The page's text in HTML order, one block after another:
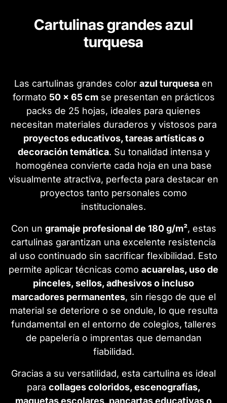
Cartulinas grandes azul
turquesa
Las cartulinas grandes color azul turquesa en
formato 50 x 65 cmse presentan en prácticos
packs de 25 hojas, ideales para quienes
necesitan materiales duraderos y vistosos para
proyectos educativos, tareas artísticas o
decoración temática. Su tonalidad intensa y
homogénea convierte cada hoja en una base
visualmente atractiva, perfecta para destacar en
proyectos tanto personales como
institucionales.
Con un gramaje profesional de 180 g/m², estas
cartulinas garantizan una excelente resistencia
al uso continuado sin sacrificar flexibilidad. Esto
permite aplicar técnicas como acuarelas, uso de
pinceles, sellos, adhesivos o incluso
marcadores permanentes, sin riesgo de que el
material se deteriore o se ondule, lo que resulta
fundamental en el entorno de colegios, talleres
de papelería o imprentas que demandan
fiabilidad.
Gracias a su versatilidad, esta cartulina es ideal
para collages coloridos, escenografías,
maquetas escolares, pancartas educativas o